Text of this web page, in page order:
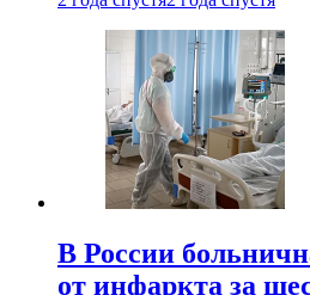
В России
от инфаркта за